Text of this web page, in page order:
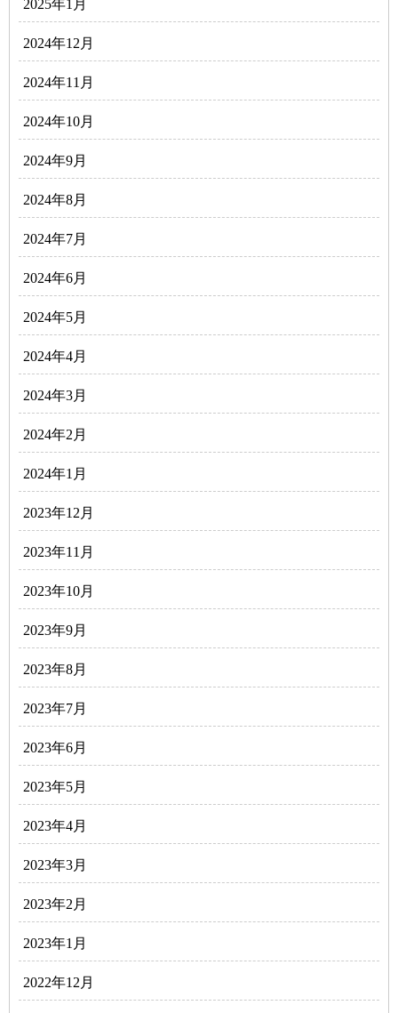
2025年1月
2024年12月
2024年11月
2024年10月
2024年9月
2024年8月
2024年7月
2024年6月
2024年5月
2024年4月
2024年3月
2024年2月
2024年1月
2023年12月
2023年11月
2023年10月
2023年9月
2023年8月
2023年7月
2023年6月
2023年5月
2023年4月
2023年3月
2023年2月
2023年1月
2022年12月